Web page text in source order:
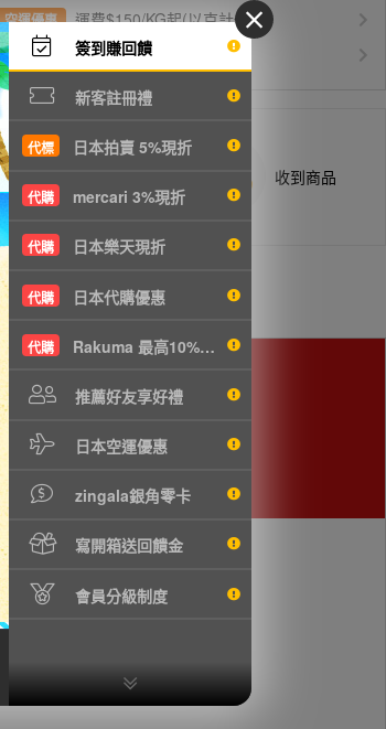
簽到賺回饋
新客註冊禮
代標 日本拍賣 5%現折
代購 mercari 3%現折
代購 日本樂天現折
代購 日本代購優惠
代購 Rakuma 最高10%現折
推薦好友享好禮
日本空運優惠
zingala銀角零卡
寫開箱送回饋金
會員分級制度
空運優惠 運費$150/KG起(以克計價)
VIP會員 白金會員升等優惠
商品抵台通知出貨 收到商品